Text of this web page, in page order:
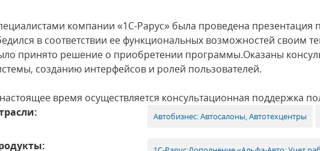
компании «1С-Рарус» была проведена
в соответствии ее функциональных возможностей своим
принято решение о приобретении программы.Оказаны
созданию интерфейсов и ролей пользователей.
время осуществляется консультационная поддержка
Автобизнес: Автосалоны, Автотехцентры